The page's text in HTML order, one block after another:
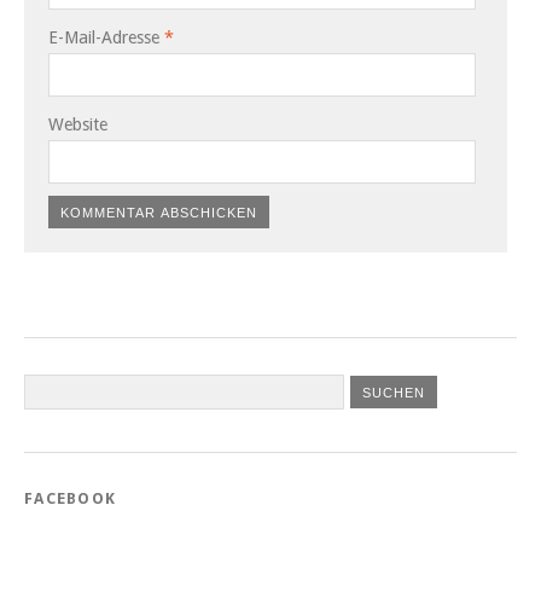
E-Mail-Adresse *
Website
FACEBOOK